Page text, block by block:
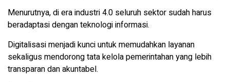
Menurutnya, di era industri 4.0 seluruh sektor sudah harus
beradaptasi dengan teknologi informasi.
Digitalisasi menjadi kunci untuk memudahkan layanan
sekaligus mendorong tata kelola pemerintahan yang lebih
transparan dan akuntabel.